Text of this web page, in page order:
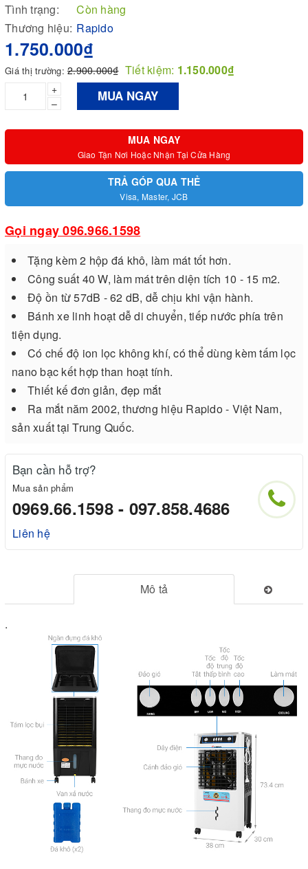
Tình trạng:
Còn hàng
Thương hiệu: Rapido
1.750.000₫
Giá thị trường: 2.900.000₫ Tiết kiệm: 1.150.000₫
+
–
MUA NGAY
MUA NGAY
Giao Tận Nơi Hoặc Nhận Tại Cửa Hàng
TRẢ GÓP QUA THẺ
Visa, Master, JCB
Gọi ngay 096.966.1598
Tặng kèm 2 hộp đá khô, làm mát tốt hơn.
Công suất 40 W, làm mát trên diện tích 10 - 15 m2.
Độ ồn từ 57dB - 62 dB, dễ chịu khi vận hành.
Bánh xe linh hoạt dễ di chuyển, tiếp nước phía trên
tiện dụng.
Có chế độ ion lọc không khí, có thể dùng kèm tấm lọc
nano bạc kết hợp than hoạt tính.
Thiết kế đơn giản, đẹp mắt
Ra mắt năm 2002, thương hiệu Rapido - Việt Nam,
sản xuất tại Trung Quốc.
Bạn cần hỗ trợ?
Mua sản phẩm
0969.66.1598 - 097.858.4686
Liên hệ
Mô tả
.